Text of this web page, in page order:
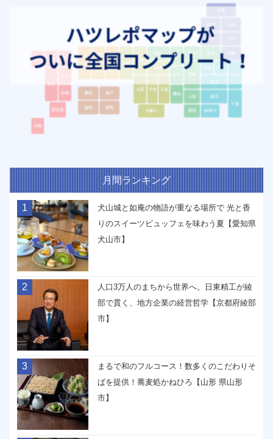
月間ランキング
1
犬山城と如庵の物語が重なる場所で 光と香
りのスイーツビュッフェを味わう夏【愛知県
犬山市】
2
人口3万人のまちから世界へ。日東精工が綾
部で貫く、地方企業の経営哲学【京都府綾部
市】
3
まるで和のフルコース！数多くのこだわりそ
ばを提供！蕎麦処かねひろ【山形 県山形
市】